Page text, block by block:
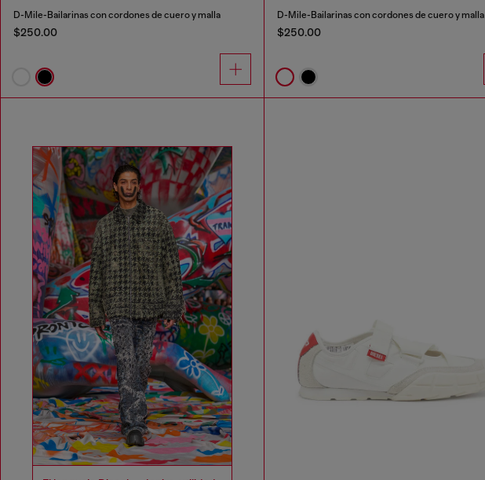
D-Mile-Bailarinas con cordones de cuero y malla
$250.00
D-Mile-Bailarinas con cordones de cuero y malla
$250.00